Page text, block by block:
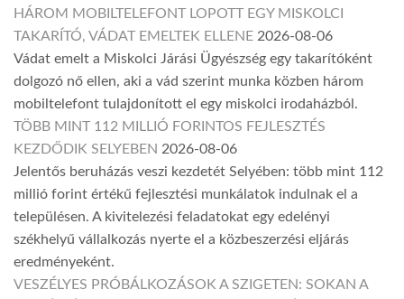
HÁROM MOBILTELEFONT LOPOTT EGY MISKOLCI
TAKARÍTÓ, VÁDAT EMELTEK ELLENE 2026-08-06
Vádat emelt a Miskolci Járási Ügyészség egy takarítóként
dolgozó nő ellen, aki a vád szerint munka közben három
mobiltelefont tulajdonított el egy miskolci irodaházból.
TÖBB MINT 112 MILLIÓ FORINTOS FEJLESZTÉS
KEZDŐDIK SELYEBEN 2026-08-06
Jelentős beruházás veszi kezdetét Selyében: több mint 112
millió forint értékű fejlesztési munkálatok indulnak el a
településen. A kivitelezési feladatokat egy edelényi
székhelyű vállalkozás nyerte el a közbeszerzési eljárás
eredményeként.
VESZÉLYES PRÓBÁLKOZÁSOK A SZIGETEN: SOKAN A